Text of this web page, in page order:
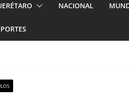
NACIONAL